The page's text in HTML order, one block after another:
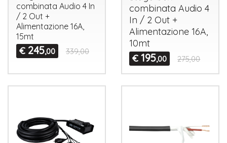
combinata Audio 4 In
/ 2 Out +
Alimentazione 16A,
15mt
€ 245,00 339,00
combinata Audio 4
In / 2 Out +
Alimentazione 16A,
10mt
€ 195,00 275,00